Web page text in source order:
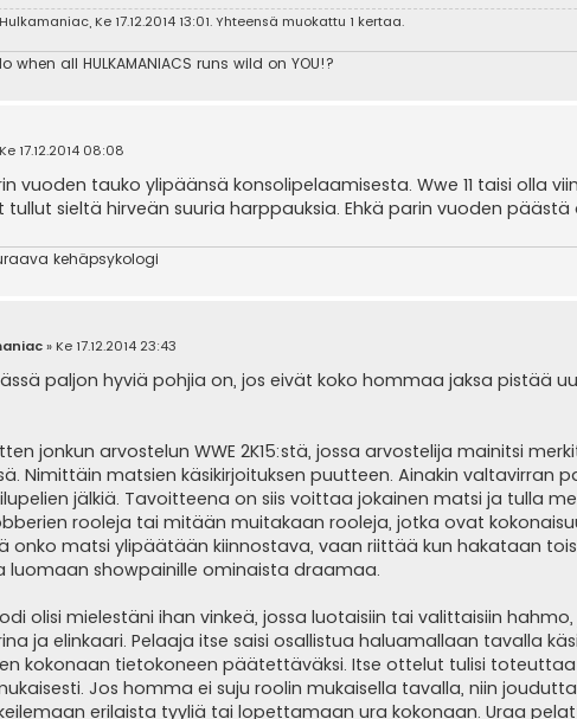
Hulkamaniac , Ke 17.12.2014 13:01. Yhteensä muokattu 1 kertaa.
all HULKAMANIACS runs wild on YOU!?
Ke 17.12.2014 08:08
vuoden tauko ylipäänsä konsolipelaamisesta. Wwe 11 taisi olla
sieltä hirveän suuria harppauksia. Ehkä parin vuoden päästä
kehäpsykologi
» Ke 17.12.2014 23:43
paljon hyviä pohjia on, jos eivät koko hommaa jaksa pistää
jonkun arvostelun WWE 2K15:stä, jossa arvostelija mainitsi
Nimittäin matsien käsikirjoituksen puutteen. Ainakin valtavirran
jälkiä. Tavoitteena on siis voittaa jokainen matsi ja tulla
rooleja tai mitään muitakaan rooleja, jotka ovat
onko matsi ylipäätään kiinnostava, vaan riittää kun hakataan
luomaan showpainille ominaista draamaa.
olisi mielestäni ihan vinkeä, jossa luotaisiin tai valittaisiin
ja elinkaari. Pelaaja itse saisi osallistua haluamallaan tavalla
kokonaan tietokoneen päätettäväksi. Itse ottelut tulisi
Jos homma ei suju roolin mukaisella tavalla, niin
erilaista tyyliä tai lopettamaan ura kokonaan. Uraa